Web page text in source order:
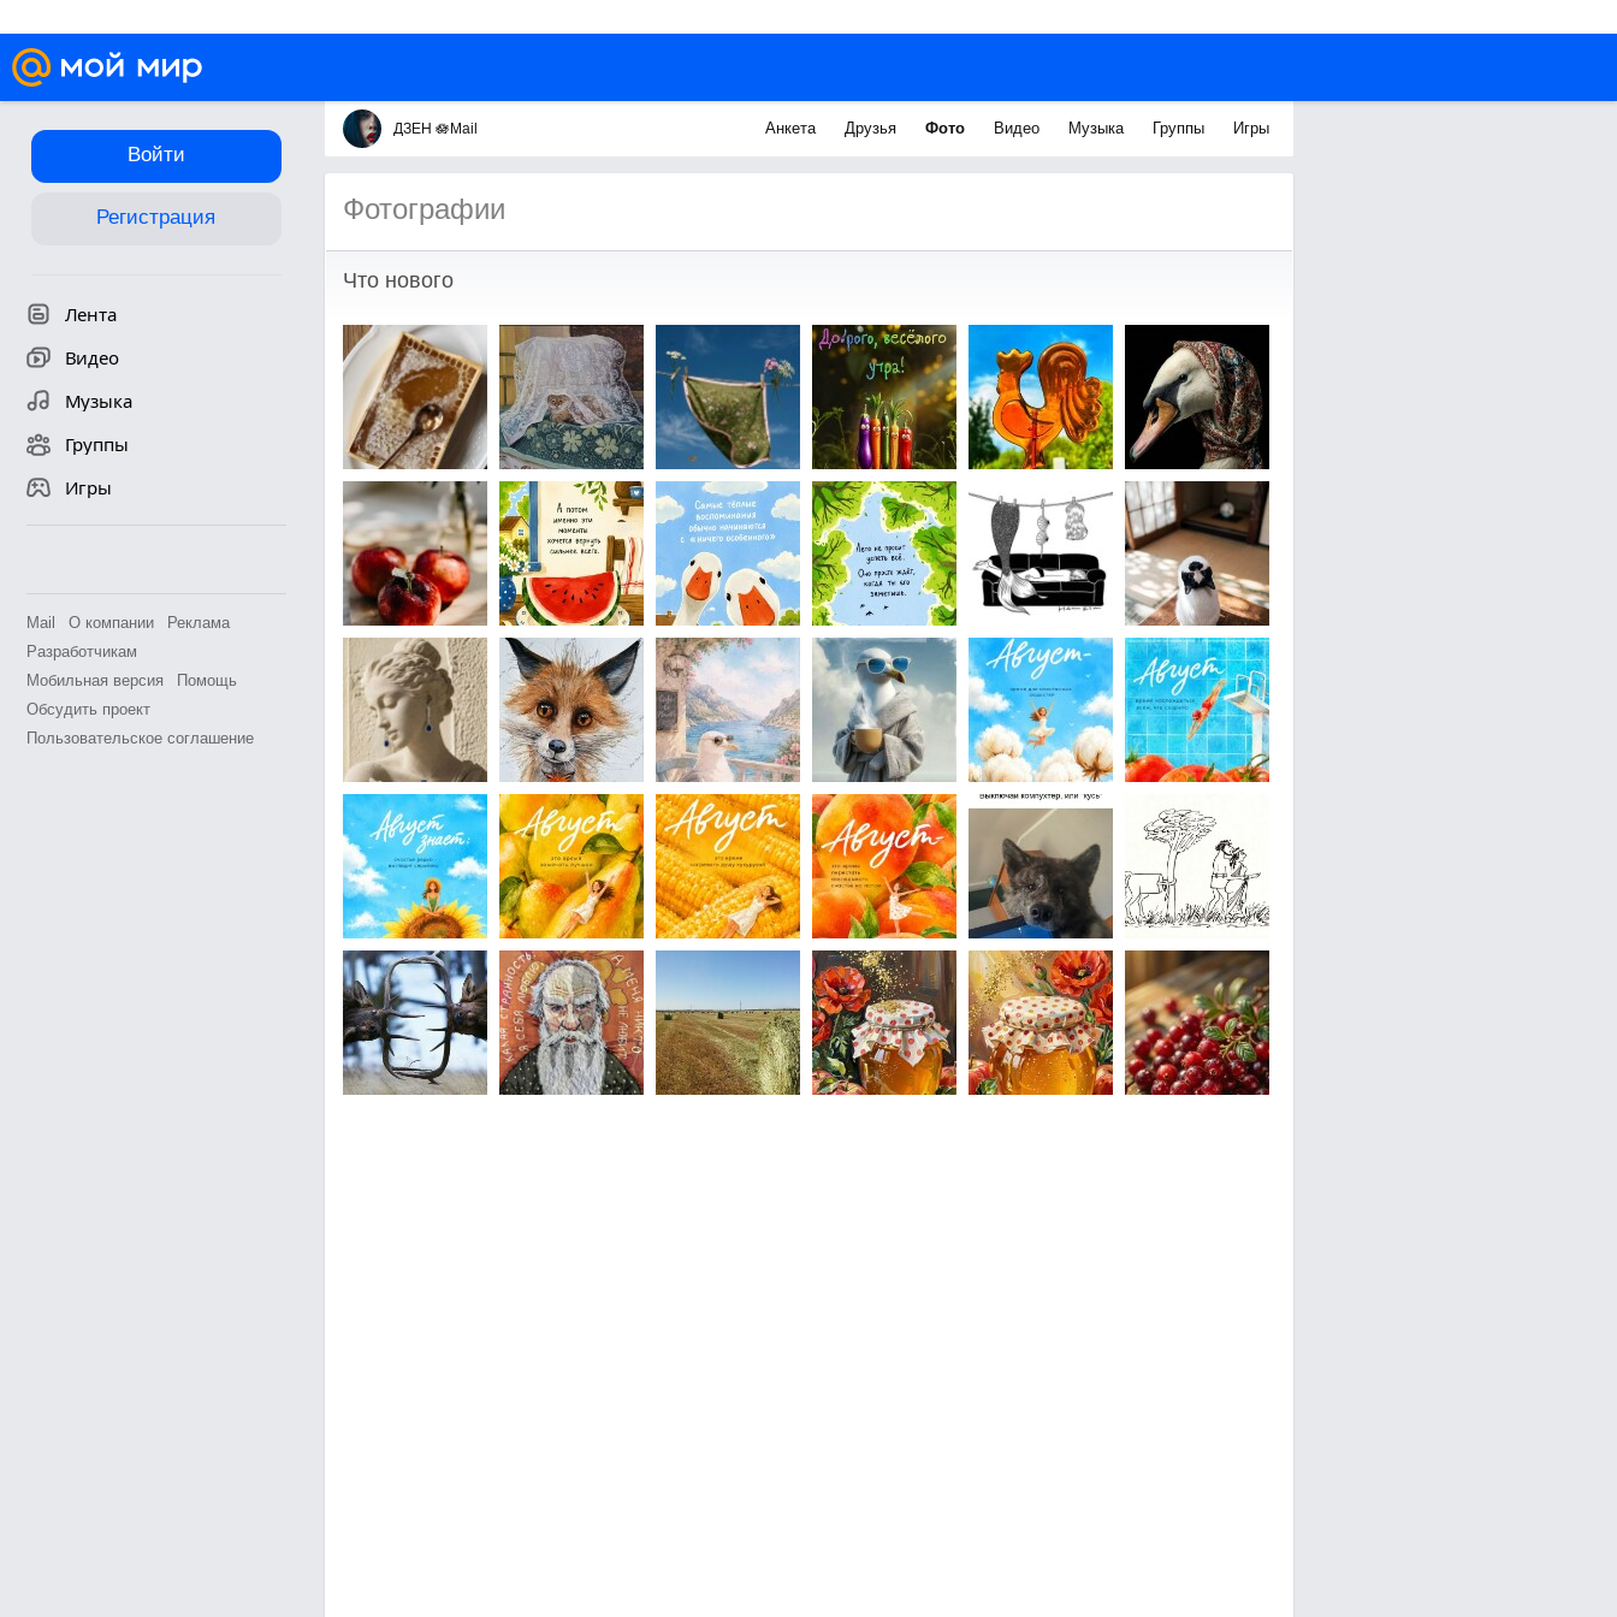
Войти
Регистрация
Лента
Видео
Музыка
Группы
Игры
Mail О компании
Реклама
Разработчикам
Мобильная версия
Помощь
Обсудить проект
Пользовательское соглашение
ДЗЕН 🪷Mail Анкета Друзья Фото Видео Музыка Группы Игры
Фотографии
Что нового